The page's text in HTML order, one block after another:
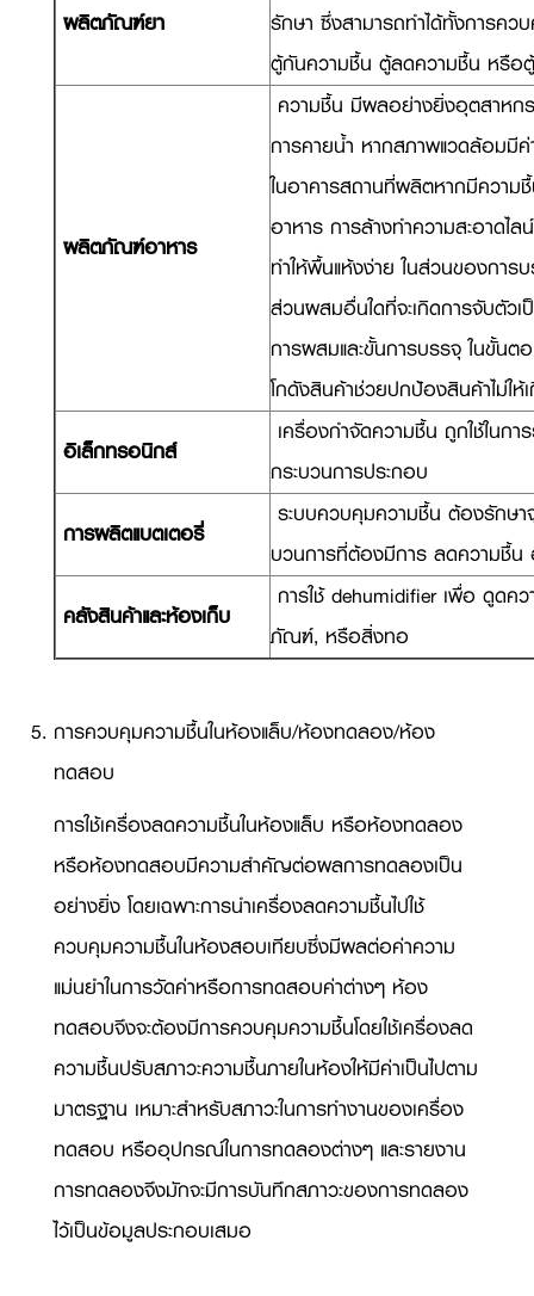
ผลิตภัณฑ์ยา
รักษา ซึ่งสามารถทำได้ทั้งการคว
ตู้กันความชื้น ตู้ลดความชื้น หรือ
ผลิตภัณฑ์อาหาร
ความชื้น มีผลอย่างยิ่งอุตสาหก
การคายน้ำ หากสภาพแวดล้อมมีค่
ในอาคารสถานที่ผลิตหากมีความชื้
อาหาร การล้างทำความสะอาดไ
ทำให้พื้นแห้งง่าย ในส่วนของกา
ส่วนผสมอื่นใดที่จะเกิดการจับตัว
การผสมและขั้นการบรรจุ ในขั้น
โกดังสินค้าช่วยปกป้องสินค้าไม่ใ
อิเล็กทรอนิกส์
เครื่องกำจัดความชื้น ถูกใช้ในก
กระบวนการประกอบ
การผลิตแบตเตอรี่
ระบบควบคุมความชื้น ต้องรักษา
บวนการที่ต้องมีการ ลดความชื้น
คลังสินค้าและห้องเก็บ
การใช้ dehumidifier เพื่อ ดูดค
ภัณฑ์, หรือสิ่งทอ
การควบคุมความชื้นในห้องแล็บ/ห้องทดลอง/ห้อง
ทดสอบ
การใช้เครื่องลดความชื้นในห้องแล็บ หรือห้องทดลอง
หรือห้องทดสอบมีความสำคัญต่อผลการทดลองเป็น
อย่างยิ่ง โดยเฉพาะการนำเครื่องลดความชื้นไปใช้
ควบคุมความชื้นในห้องสอบเทียบซึ่งมีผลต่อค่าความ
แม่นยำในการวัดค่าหรือการทดสอบค่าต่างๆ ห้อง
ทดสอบจึงจะต้องมีการควบคุมความชื้นโดยใช้เครื่องลด
ความชื้นปรับสภาวะความชื้นภายในห้องให้มีค่าเป็นไปตาม
มาตรฐาน เหมาะสำหรับสภาวะในการทำงานของเครื่อง
ทดสอบ หรืออุปกรณ์ในการทดลองต่างๆ และรายงาน
การทดลองจึงมักจะมีการบันทึกสภาวะของการทดลอง
ไว้เป็นข้อมูลประกอบเสมอ